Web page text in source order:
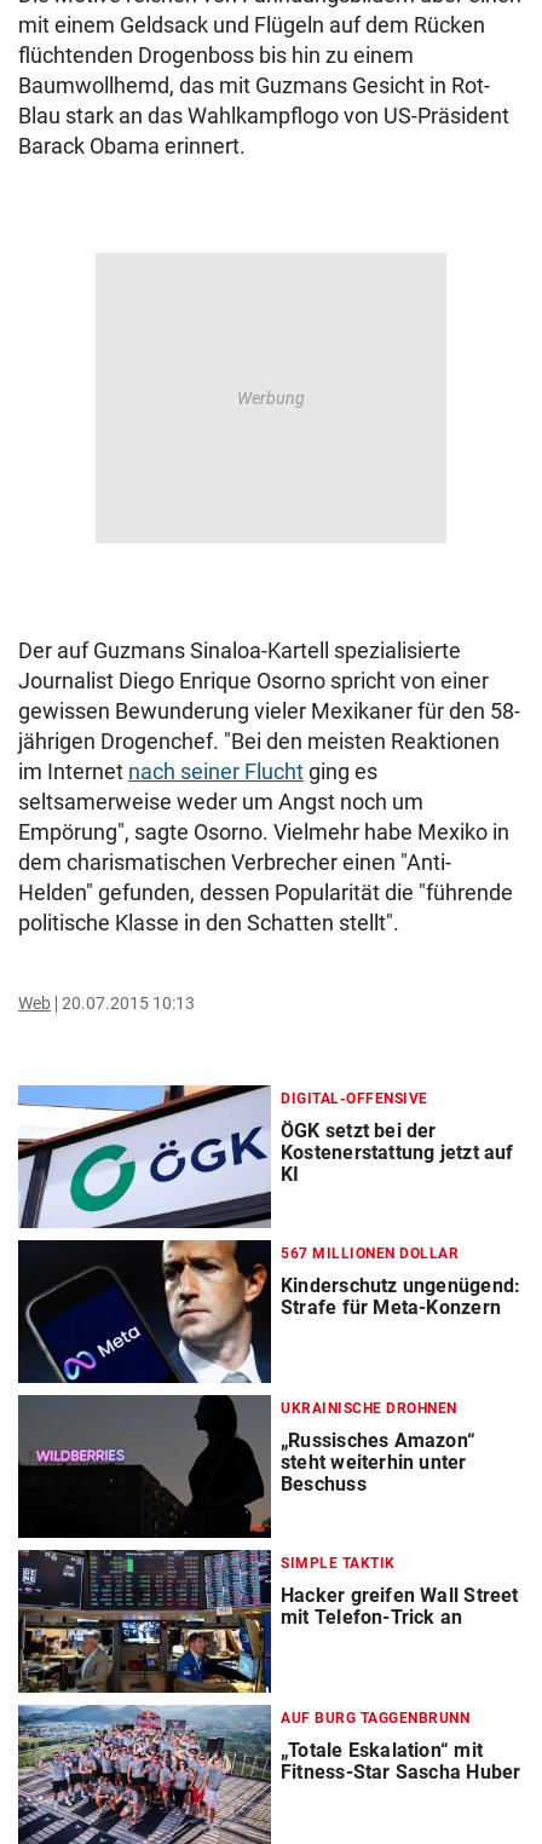
mit einem Geldsack und Flügeln auf dem Rücken
flüchtenden Drogenboss bis hin zu einem
Baumwollhemd, das mit Guzmans Gesicht in Rot-
Blau stark an das Wahlkampflogo von US-Präsident
Barack Obama erinnert.
Der auf Guzmans Sinaloa-Kartell spezialisierte
Journalist Diego Enrique Osorno spricht von einer
gewissen Bewunderung vieler Mexikaner für den 58-
jährigen Drogenchef. "Bei den meisten Reaktionen
im Internet nach seiner Fluchtging es
seltsamerweise weder um Angst noch um
Empörung", sagte Osorno. Vielmehr habe Mexiko in
dem charismatischen Verbrecher einen "Anti-
Helden" gefunden, dessen Popularität die "führende
politische Klasse in den Schatten stellt".
Web 20.07.2015 10:13
DIGITAL-OFFENSIVE
ÖGK setzt bei der
Kostenerstattung jetzt auf
KI
567 MILLIONEN DOLLAR
Kinderschutz ungenügend:
Strafe für Meta-Konzern
UKRAINISCHE DROHNEN
„Russisches Amazon“
steht weiterhin unter
Beschuss
SIMPLE TAKTIK
Hacker greifen Wall Street
mit Telefon-Trick an
AUF BURG TAGGENBRUNN
„Totale Eskalation“ mit
Fitness-Star Sascha Huber